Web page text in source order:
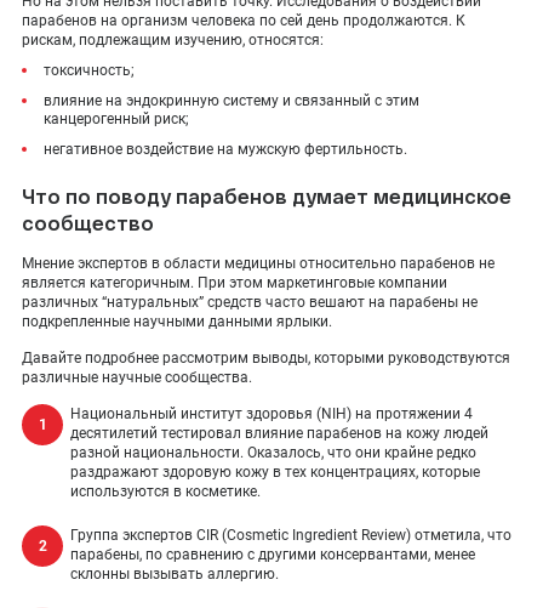
парабенов на организм человека по сей день продолжаются. К
рискам, подлежащим изучению, относятся:
токсичность;
влияние на эндокринную систему и связанный с этим
канцерогенный риск;
негативное воздействие на мужскую фертильность.
Что по поводу парабенов думает медицинское
сообщество
Мнение экспертов в области медицины относительно парабенов не
является категоричным. При этом маркетинговые компании
различных “натуральных” средств часто вешают на парабены не
подкрепленные научными данными ярлыки.
Давайте подробнее рассмотрим выводы, которыми руководствуются
различные научные сообщества.
Национальный институт здоровья (NIH) на протяжении 4
десятилетий тестировал влияние парабенов на кожу людей
разной национальности. Оказалось, что они крайне редко
раздражают здоровую кожу в тех концентрациях, которые
используются в косметике.
Группа экспертов CIR (Cosmetic Ingredient Review) отметила, что
парабены, по сравнению с другими консервантами, менее
склонны вызывать аллергию.